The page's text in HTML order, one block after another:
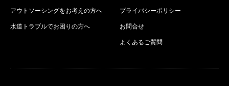
アウトソーシングをお考えの方へ
水道トラブルでお困りの方へ
プライバシーポリシー
お問合せ
よくあるご質問